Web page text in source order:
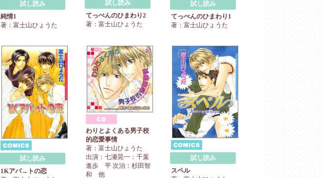
試し読み
純情1
著：富士山ひょうた
試し読み
てっぺんのひまわり2
著：富士山ひょうた
試し読み
てっぺんのひまわり1
著：富士山ひょうた
試し読み
1Kアパ→トの恋
わりとよくある男子校
的恋愛事情
著：富士山ひょうた
出演：七瀬晃一：千葉
進歩 平 次治：杉田智
和 他
試し読み
スペル